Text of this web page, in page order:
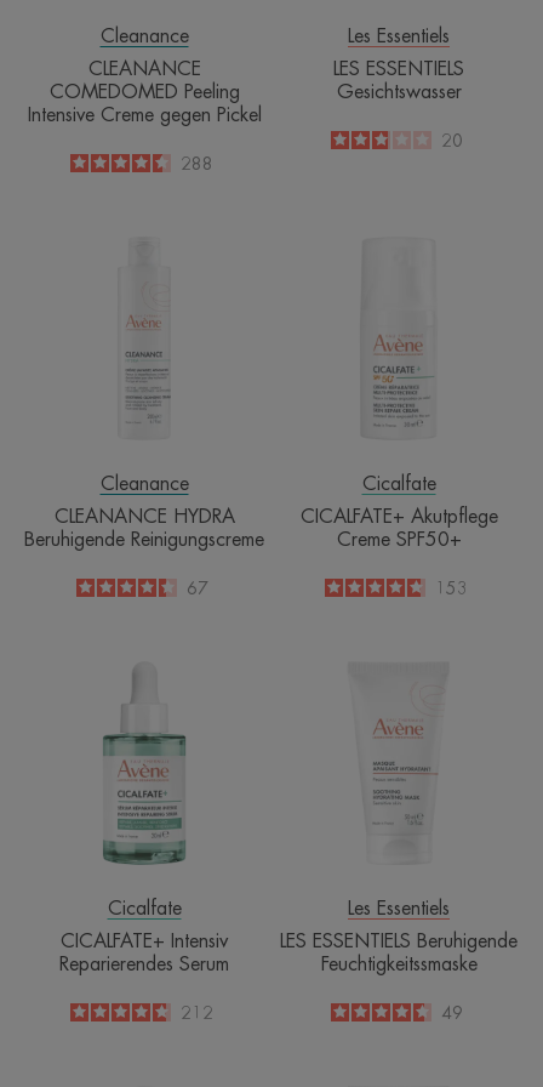
Cleanance
CLEANANCE
COMEDOMED Peeling
Intensive Creme gegen Pickel
4.5
/
5
288
Les Essentiels
LES ESSENTIELS
Gesichtswasser
2.9
/
5
20
Reinigungscreme
Cleanance
CLEANANCE HYDRA
Beruhigende Reinigungscreme
4.4
/
5
67
Cicalfate
CICALFATE+ Akutpflege
Creme SPF50+
4.7
/5153
Serum
Cicalfate
CICALFATE+ Intensiv
Reparierendes Serum
4.8
/
5
212
Les Essentiels
LES ESSENTIELS Beruhigende
Feuchtigkeitssmaske
4.6
/
5
49